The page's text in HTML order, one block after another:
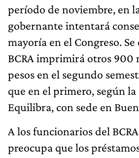
período de noviembre, en
gobernante intentará
mayoría en el Congreso.
BCRA imprimirá otros 900
pesos en el segundo
que en el primero, según
Equilibra, con sede en
A los funcionarios del
preocupa que los